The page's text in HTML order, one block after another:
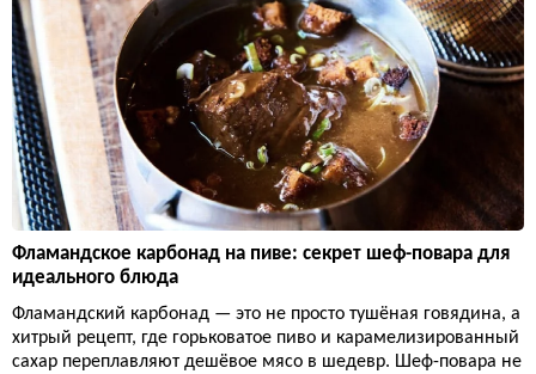
Фламандское карбонад на пиве: секрет шеф-повара для
идеального блюда
Фламандский карбонад — это не просто тушёная говядина, а
хитрый рецепт, где горьковатое пиво и карамелизированный
сахар переплавляют дешёвое мясо в шедевр. Шеф-повара не